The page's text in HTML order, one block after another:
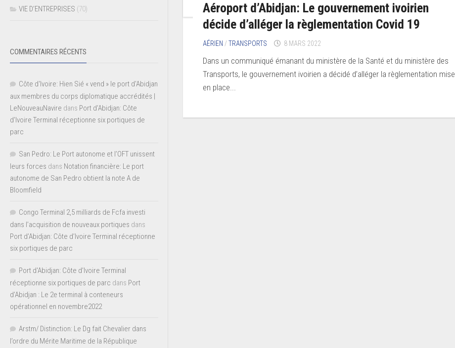
Aéroport d’Abidjan: Le gouvernement ivoirien
décide d’alléger la règlementation Covid 19
AÉRIEN /TRANSPORTS 8 MARS 2022
Dans un communiqué émanant du ministère de la Santé et du ministère des
Transports, le gouvernement ivoirien a décidé d’alléger la règlementation mise
en place...
VIE D’ENTREPRISES (70)
COMMENTAIRES RÉCENTS
Côte d'Ivoire: Hien Sié « vend » le port d'Abidjan
aux membres du corps diplomatique accrédités |
LeNouveauNavire dans Port d’Abidjan: Côte
d’Ivoire Terminal réceptionne six portiques de
parc
San Pedro: Le Port autonome et l’OFT unissent
leurs forces dans Notation financière: Le port
autonome de San Pedro obtient la note A de
Bloomfield
Congo Terminal 2,5 milliards de Fcfa investi
dans l’acquisition de nouveaux portiques dans
Port d’Abidjan: Côte d’Ivoire Terminal réceptionne
six portiques de parc
Port d'Abidjan: Côte d’Ivoire Terminal
réceptionne six portiques de parc dans Port
d’Abidjan : Le 2e terminal à conteneurs
opérationnel en novembre2022
Arstm/ Distinction: Le Dg fait Chevalier dans
l’ordre du Mérite Maritime de la République